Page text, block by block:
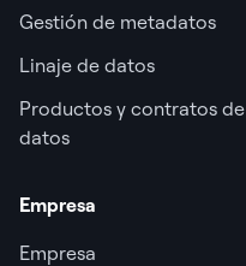
Gestión de metadatos
Linaje de datos
Productos y contratos de
datos
Empresa
Empresa